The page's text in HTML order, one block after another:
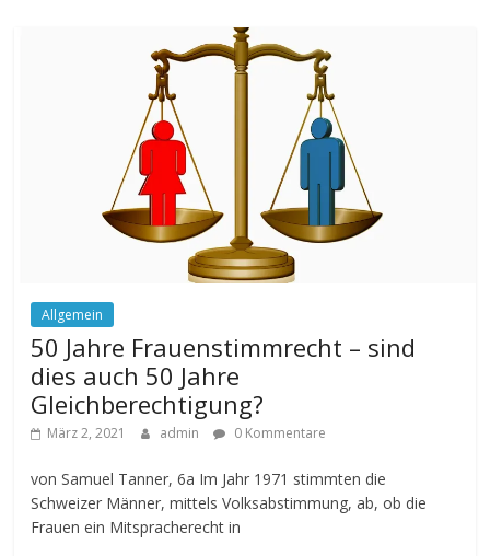
Allgemein
50 Jahre Frauenstimmrecht – sind
dies auch 50 Jahre
Gleichberechtigung?
März 2, 2021 admin 0 Kommentare
von Samuel Tanner, 6a Im Jahr 1971 stimmten die
Schweizer Männer, mittels Volksabstimmung, ab, ob die
Frauen ein Mitspracherecht in